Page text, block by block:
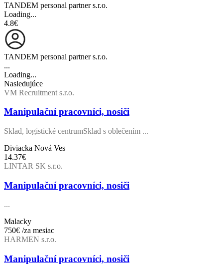
TANDEM personal partner s.r.o.
Loading...
4.8€
TANDEM personal partner s.r.o.
...
Loading...
Nasledujúce
VM Recruitment s.r.o.
Manipulační pracovníci, nosiči
Sklad, logistické centrum ​Sklad s oblečením ...
Diviacka Nová Ves
14.37€
LINTAR SK s.r.o.
Manipulační pracovníci, nosiči
...
Malacky
750€ /za mesiac
HARMEN s.r.o.
Manipulační pracovníci, nosiči